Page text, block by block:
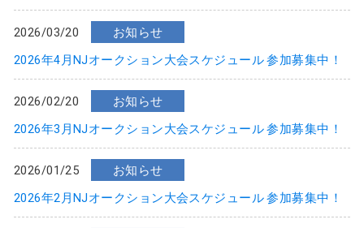
2026/03/20
お知らせ
2026年4月NJオークション大会スケジュール 参加募集中！
2026/02/20
お知らせ
2026年3月NJオークション大会スケジュール 参加募集中！
2026/01/25
お知らせ
2026年2月NJオークション大会スケジュール 参加募集中！